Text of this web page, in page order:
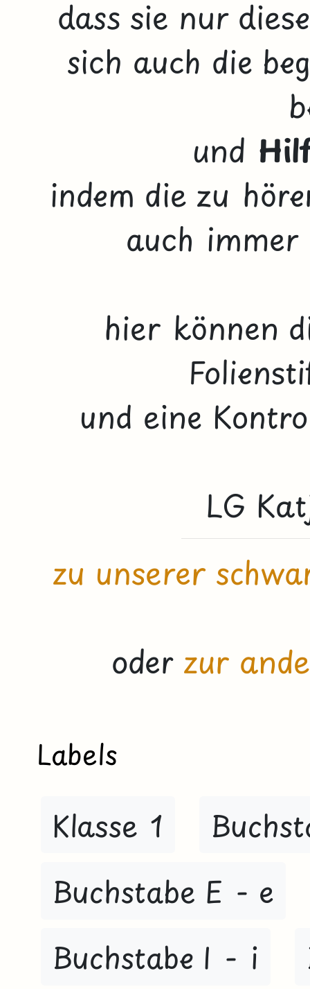
dass sie nur
sich auch die
und
indem die zu
auch immer
hier können
und eine
LG
zu unserer
oder zur
Labels
Klasse 1
Buchstabe E - e
Buchstabe I - i